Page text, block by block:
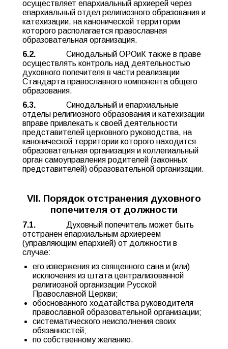
осуществляет епархиальный архиерей через
епархиальный отдел религиозного образования и
катехизации, на канонической территории
которого располагается православная
образовательная организация.
6.2. Синодальный ОРОиК также в праве
осуществлять контроль над деятельностью
духовного попечителя в части реализации
Стандарта православного компонента общего
образования.
6.3. Синодальный и епархиальные
отделы религиозного образования и катехизации
вправе привлекать к своей деятельности
представителей церковного руководства, на
канонической территории которого находится
образовательная организация и коллегиальный
орган самоуправления родителей (законных
представителей) образовательной организации.
VII. Порядок отстранения духовного
попечителя от должности
7.1. Духовный попечитель может быть
отстранен епархиальным архиереем
(управляющим епархией) от должности в
случае:
его извержения из священного сана и (или)
исключения из штата централизованной
религиозной организации Русской
Православной Церкви;
обоснованного ходатайства руководителя
православной образовательной организации;
систематического неисполнения своих
обязанностей;
по собственному желанию.